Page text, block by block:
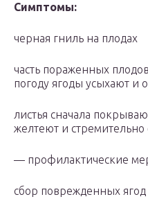
Симптомы:
черная гниль на плодах
часть пораженных
погоду ягоды усыхают и
листья сначала
желтеют и стремительно
— профилактические
сбор поврежденных ягод